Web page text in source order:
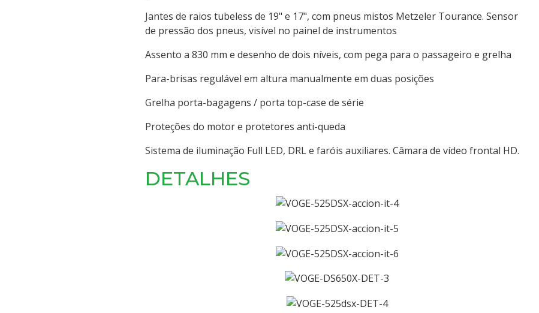
Jantes de raios tubeless de 19" e 17", com pneus mistos Metzeler Tourance. Sensor
de pressão dos pneus, visível no painel de instrumentos
Assento a 830 mm e desenho de dois níveis, com pega para o passageiro e grelha
Para-brisas regulável em altura manualmente em duas posições
Grelha porta-bagagens / porta top-case de série
Proteções do motor e protetores anti-queda
Sistema de iluminação Full LED, DRL e faróis auxiliares. Câmara de vídeo frontal HD.
DETALHES